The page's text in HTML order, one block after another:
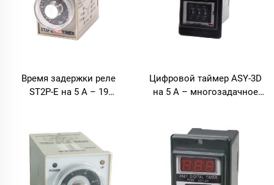
Время задержки реле
ST2P-E на 5 А – 19
Цифровой таймер ASY-3D
на 5 А – многозадачное